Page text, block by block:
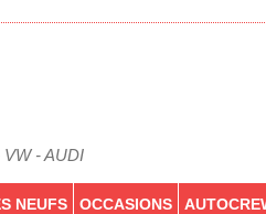
VW - AUDI
NEUFS OCCASIONS